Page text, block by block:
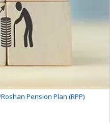
Roshan Pension Plan (RPP)